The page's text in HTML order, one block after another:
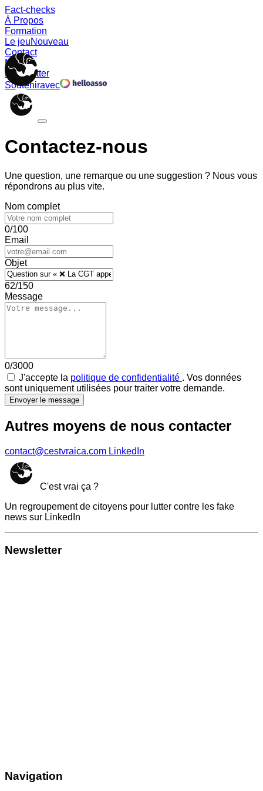
Fact-checks
À Propos
Formation
Le jeuNouveau
Contact
Memes
Newsletter
Souteniravec
Contactez-nous
Une question, une remarque ou une suggestion ? Nous vous
répondrons au plus vite.
Nom complet
0/100
Email
Objet
62/150
Message
0/3000
J'accepte la politique de confidentialité . Vos données
sont uniquement utilisées pour traiter votre demande.
Envoyer le message
Autres moyens de nous contacter
contact@cestvraica.com LinkedIn
C'est vrai ça ?
Un regroupement de citoyens pour lutter contre les fake
news sur LinkedIn
Newsletter
Navigation